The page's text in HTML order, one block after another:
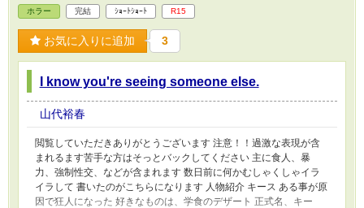
ホラー 完結 ｼｮｰﾄｼｮｰﾄ R15
お気に入りに追加 3
I know you're seeing someone else.
山代裕春
閲覧していただきありがとうございます 注意！！過激な表現が含
まれるます苦手な方はそっとバックしてください 主に食人、暴
力、強制性交、などが含まれます 数日前に何かむしゃくしゃイラ
イラして 書いたのがこちらになります 人物紹介 キース ある事が原
因で狂人になった 好きなものは、学食のデザート 正式名、キー